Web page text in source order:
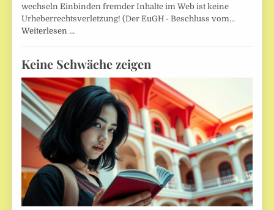
wechseln Einbinden fremder Inhalte im Web ist keine
Urheberrechtsverletzung! (Der EuGH - Beschluss vom…
Weiterlesen …
Keine Schwäche zeigen